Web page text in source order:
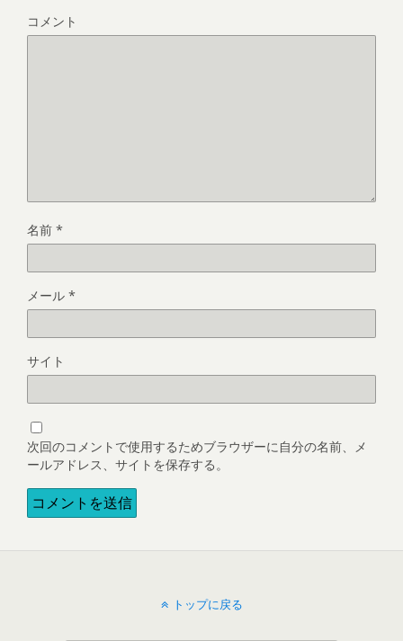
コメント
名前 *
メール *
サイト
次回のコメントで使用するためブラウザーに自分の名前、メ
ールアドレス、サイトを保存する。
トップに戻る